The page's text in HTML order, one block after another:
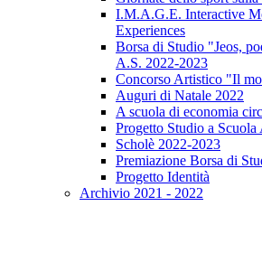
I.M.A.G.E. Interactive
Experiences
Borsa di Studio "Jeos,
A.S. 2022-2023
Concorso Artistico "Il
Auguri di Natale 2022
A scuola di economia
Progetto Studio a
Scholè 2022-2023
Premiazione Borsa di
Progetto Identità
Archivio 2021 - 2022